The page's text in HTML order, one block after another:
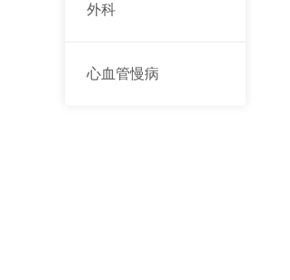
外科
心血管慢病